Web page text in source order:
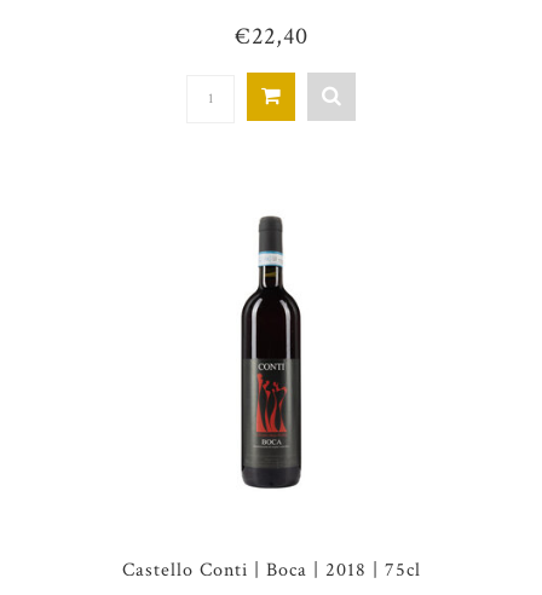
€22,40
Castello Conti | Boca | 2018 | 75cl